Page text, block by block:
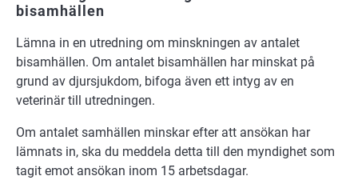
bisamhällen
Lämna in en utredning om minskningen av antalet
bisamhällen. Om antalet bisamhällen har minskat på
grund av djursjukdom, bifoga även ett intyg av en
veterinär till utredningen.
Om antalet samhällen minskar efter att ansökan har
lämnats in, ska du meddela detta till den myndighet som
tagit emot ansökan inom 15 arbetsdagar.